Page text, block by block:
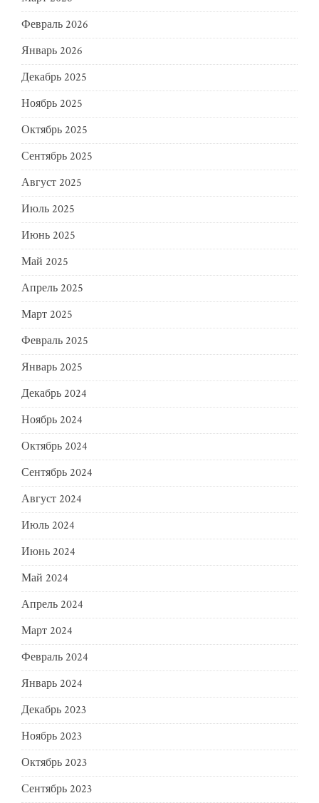
Февраль 2026
Январь 2026
Декабрь 2025
Ноябрь 2025
Октябрь 2025
Сентябрь 2025
Август 2025
Июль 2025
Июнь 2025
Май 2025
Апрель 2025
Март 2025
Февраль 2025
Январь 2025
Декабрь 2024
Ноябрь 2024
Октябрь 2024
Сентябрь 2024
Август 2024
Июль 2024
Июнь 2024
Май 2024
Апрель 2024
Март 2024
Февраль 2024
Январь 2024
Декабрь 2023
Ноябрь 2023
Октябрь 2023
Сентябрь 2023